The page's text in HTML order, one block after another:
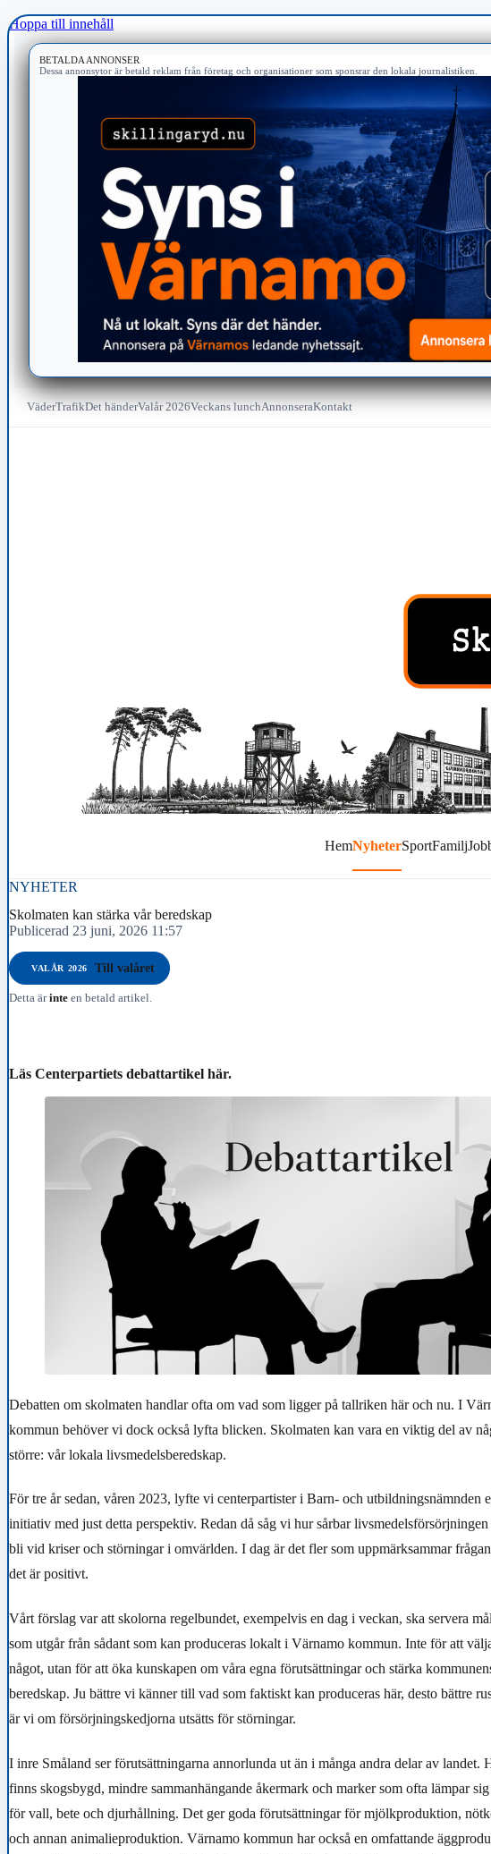
Hoppa till innehåll
BETALDA ANNONSER
Dessa annonsytor är betald reklam från företag och organisationer som sponsrar den lokala journalistiken.
VäderTrafikDet händerValår 2026Veckans lunchAnnonseraKontakt
HemNyheterSportFamilj
NYHETER
Skolmaten kan stärka vår beredskap
Publicerad 23 juni, 2026 11:57
VALÅR 2026 Till valåret
Detta ärinte en betald artikel.
Läs Centerpartiets debattartikel här.
Debatten om skolmaten handlar ofta om vad som ligger på tallriken här och nu. I
kommun behöver vi dock också lyfta blicken. Skolmaten kan vara en viktig del av
större: vår lokala livsmedelsberedskap.
För tre år sedan, våren 2023, lyfte vi centerpartister i Barn- och utbildningsnämnden
initiativ med just detta perspektiv. Redan då såg vi hur sårbar livsmedelsförsörjningen
bli vid kriser och störningar i omvärlden. I dag är det fler som uppmärksammar
det är positivt.
Vårt förslag var att skolorna regelbundet, exempelvis en dag i veckan, ska servera
som utgår från sådant som kan produceras lokalt i Värnamo kommun. Inte för att
något, utan för att öka kunskapen om våra egna förutsättningar och stärka
beredskap. Ju bättre vi känner till vad som faktiskt kan produceras här, desto bättre
är vi om försörjningskedjorna utsätts för störningar.
I inre Småland ser förutsättningarna annorlunda ut än i många andra delar av landet.
finns skogsbygd, mindre sammanhängande åkermark och marker som ofta lämpar
för vall, bete och djurhållning. Det ger goda förutsättningar för mjölkproduktion,
och annan animalieproduktion. Värnamo kommun har också en omfattande